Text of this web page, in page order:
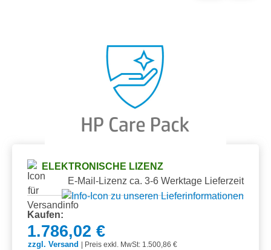
ELEKTRONISCHE LIZENZ
E-Mail-Lizenz ca. 3-6 Werktage Lieferzeit
Kaufen:
1.786,02 €
zzgl. Versand
Preis exkl. MwSt: 1.500,86 €